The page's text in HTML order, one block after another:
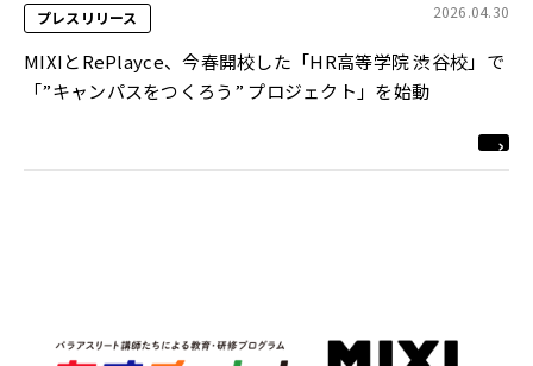
プレスリリース 2026.04.30
MIXIとRePlayce、今春開校した「HR高等学院 渋谷校」で
「”キャンパスをつくろう” プロジェクト」を始動